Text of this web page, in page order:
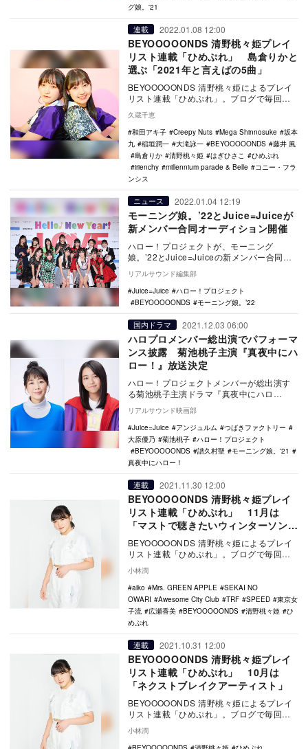
グ娘。'21
連載 2022.01.08 12:00
BEYOOOOONDS 清野桃々姫プレイ
リスト連載「ひめぷれ」 島倉りかと
選ぶ「2021年と言えばの5曲」
BEYOOOOONDS 清野桃々姫によるプレイ
リスト連載「ひめぷれ」。ブログで毎回目
覚まし音として洋邦問わず様々な楽曲を紹
介する…
久蔵千恵
和田アキ子
Creepy Nuts Mega Shinnosuke
坂本
九
稲垣潤一 大滝詠一 BEYOOOOONDS
藤井 風
島倉りか
清野桃々姫 はぎひさこ
ひめぷれ
irienchy
millennium parade & Belle
コニー・フラ
ンシス
ニュース 2022.01.04 12:19
モーニング娘。’22とJuice=Juiceが
新メンバー合同オーディション開催
ハロー！プロジェクトが、モーニング
娘。’22とJuice=Juiceの新メンバー合同オ
リアルサウンド編集部
Juice=Juice
ハロー！プロジェクト
BEYOOOOONDS
モーニング娘。’22
国内ドラマ 2021.12.03 06:00
ハロプロメンバー総出演でパフォーマ
ンス披露 菊池桃子主演『真夜中にハ
ロー！』放送決定
ハロー！プロジェクトメンバーが総出演す
る菊池桃子主演ドラマ『真夜中にハロ
ー！』が、2022年1月13日よりテレビ東京
の木ドラ24…
リアルサウンド映画部
Juice=Juice
アンジュルム
つばきファクトリー
大原優乃
菊池桃子
ハロー！プロジェクト
BEYOOOOONDS
譜久村聖
モーニング娘。'21
真夜中にハロー！
連載 2021.11.30 12:00
BEYOOOOONDS 清野桃々姫プレイ
リスト連載「ひめぷれ」 11月は
「マストで聴きたいウィンターソン
グ」
BEYOOOOONDS 清野桃々姫によるプレイ
リスト連載「ひめぷれ」。ブログで毎回目
介する…
小林潤
aiko
Mrs. GREEN APPLE
SEKAI NO
OWARI
Awesome City Club TRF SPEED
東京女
子流
広瀬香美 BEYOOOOONDS 清野桃々姫
ひ
めぷれ
連載 2021.10.31 12:00
BEYOOOOONDS 清野桃々姫プレイ
リスト連載「ひめぷれ」 10月は
「ネクストブレイクアーティスト」
BEYOOOOONDS 清野桃々姫によるプレイ
リスト連載「ひめぷれ」。ブログで毎回目
介する…
小林潤